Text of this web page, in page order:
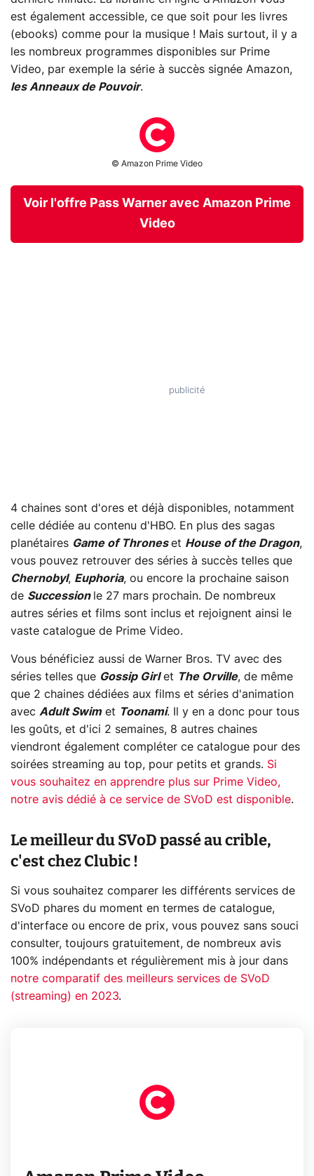
est également accessible, ce que soit pour les livres
(ebooks) comme pour la musique ! Mais surtout, il y a
les nombreux programmes disponibles sur Prime
Video, par exemple la série à succès signée Amazon,
les Anneaux de Pouvoir.
© Amazon Prime Video
Voir l'offre Pass Warner avec Amazon Prime
Video
4 chaines sont d'ores et déjà disponibles, notamment
celle dédiée au contenu d'HBO. En plus des sagas
planétaires Game of Throneset House of the Dragon,
vous pouvez retrouver des séries à succès telles que
Chernobyl, Euphoria, ou encore la prochaine saison
de Succession le 27 mars prochain. De nombreux
autres séries et films sont inclus et rejoignent ainsi le
vaste catalogue de Prime Video.
Vous bénéficiez aussi de Warner Bros. TV avec des
séries telles que Gossip Girlet The Orville, de même
que 2 chaines dédiées aux films et séries d'animation
avec Adult Swimet Toonami. Il y en a donc pour tous
les goûts, et d'ici 2 semaines, 8 autres chaines
viendront également compléter ce catalogue pour des
soirées streaming au top, pour petits et grands. Si
vous souhaitez en apprendre plus sur Prime Video,
notre avis dédié à ce service de SVoD est disponible.
Le meilleur du SVoD passé au crible,
c'est chez Clubic !
Si vous souhaitez comparer les différents services de
SVoD phares du moment en termes de catalogue,
d'interface ou encore de prix, vous pouvez sans souci
consulter, toujours gratuitement, de nombreux avis
100% indépendants et régulièrement mis à jour dans
notre comparatif des meilleurs services de SVoD
(streaming) en 2023.